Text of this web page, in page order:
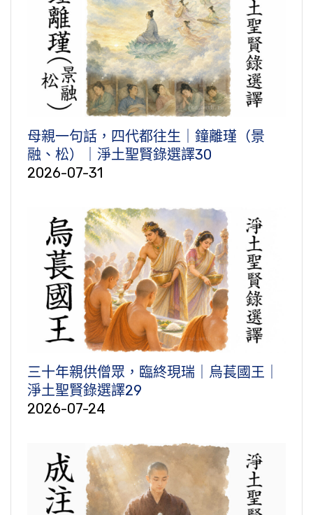
母親一句話，四代都往生｜鐘離瑾（景
融、松）｜淨土聖賢錄選譯30
2026-07-31
三十年親供僧眾，臨終現瑞｜烏萇國王｜
淨土聖賢錄選譯29
2026-07-24